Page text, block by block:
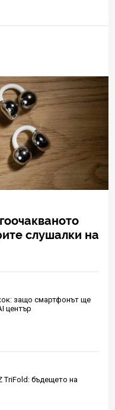
слушалки на
защо смартфонът ще
център
TriFold: бъдещето на